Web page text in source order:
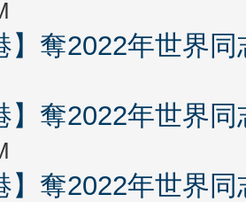
】奪2022年世界
】奪2022年世界
】奪2022年世界